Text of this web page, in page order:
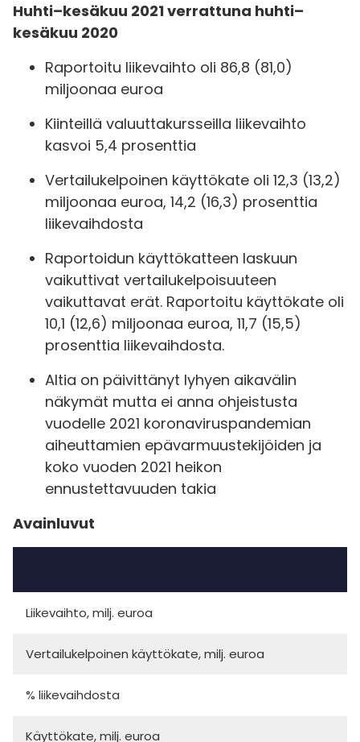
Huhti–kesäkuu 2021 verrattuna huhti–
kesäkuu 2020
Raportoitu liikevaihto oli 86,8 (81,0)
miljoonaa euroa
Kiinteillä valuuttakursseilla liikevaihto
kasvoi 5,4 prosenttia
Vertailukelpoinen käyttökate oli 12,3 (13,2)
miljoonaa euroa, 14,2 (16,3) prosenttia
liikevaihdosta
Raportoidun käyttökatteen laskuun
vaikuttivat vertailukelpoisuuteen
vaikuttavat erät. Raportoitu käyttökate oli
10,1 (12,6) miljoonaa euroa, 11,7 (15,5)
prosenttia liikevaihdosta.
Altia on päivittänyt lyhyen aikavälin
näkymät mutta ei anna ohjeistusta
vuodelle 2021 koronaviruspandemian
aiheuttamien epävarmuustekijöiden ja
koko vuoden 2021 heikon
ennustettavuuden takia
Avainluvut
Liikevaihto, milj. euroa
Vertailukelpoinen käyttökate, milj. euroa
% liikevaihdosta
Käyttökate, milj. euroa